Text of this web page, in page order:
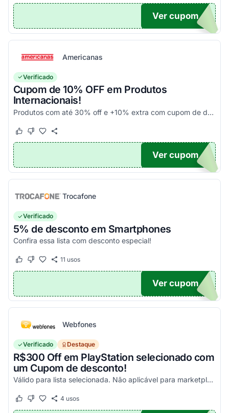
UPOM
Ver cupom
Americanas
Verificado
Cupom de 10% OFF em Produtos
Internacionais!
Produtos com até 30% off e +10% extra com cupom de desconto em produtos participantes da campanha. Consulte exceções no site. Aplique o código promocional no carrinho e aproveite!
Este cupom funcionou
Este cupom não funcionou
10
Ver cupom
Trocafone
Verificado
5% de desconto em Smartphones
Confira essa lista com desconto especial!
Este cupom funcionou
Este cupom não funcionou
11 usos
OFF
Ver cupom
Webfones
Verificado Destaque
R$300 Off em PlayStation selecionado com
um Cupom de desconto!
Válido para lista selecionada. Não aplicável para marketplace. Aproveite!
Este cupom funcionou
Este cupom não funcionou
4 usos